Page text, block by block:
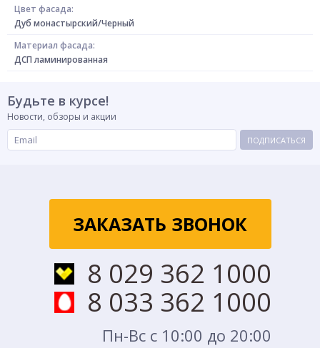
Цвет фасада:
Дуб монастырский/Черный
Материал фасада:
ДСП ламинированная
Будьте в курсе!
Новости, обзоры и акции
ПОДПИСАТЬСЯ
ЗАКАЗАТЬ ЗВОНОК
8 029 362 1000
8 033 362 1000
Пн-Вс с 10:00 до 20:00